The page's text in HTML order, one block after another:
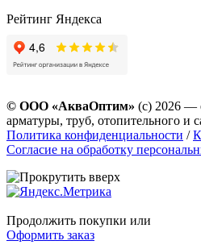
Рейтинг Яндекса
© ООО «АкваОптим» (с) 2026 —
арматуры, труб, отопительного и
Политика конфиденциальности /
Согласие на обработку
Продолжить покупки или
Оформить заказ